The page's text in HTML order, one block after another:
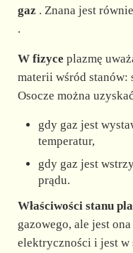
gaz. Znana jest
.
W fizyce plazmę
materii wśród stanów:
Osocze można
gdy gaz jest
temperatur,
gdy gaz jest
prądu.
Właściwości stanu
gazowego, ale jest
elektryczności i jest w